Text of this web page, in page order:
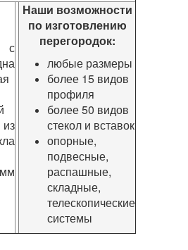
с
Наши возможности
по изготовлению
перегородок:
любые размеры
более 15 видов
профиля
более 50 видов
стекол и вставок
опорные,
подвесные,
распашные,
складные,
телескопические
системы